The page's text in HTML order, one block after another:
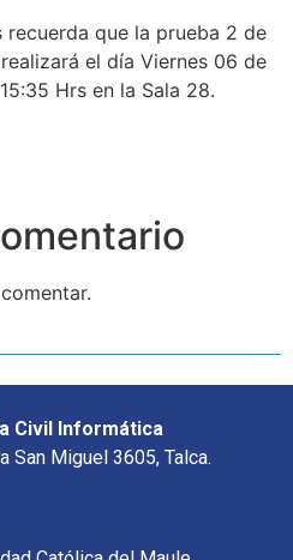
recuerda que la prueba 2 de
el día Viernes 06 de
Hrs en la Sala 28.
Civil Informática
San Miguel 3605, Talca.